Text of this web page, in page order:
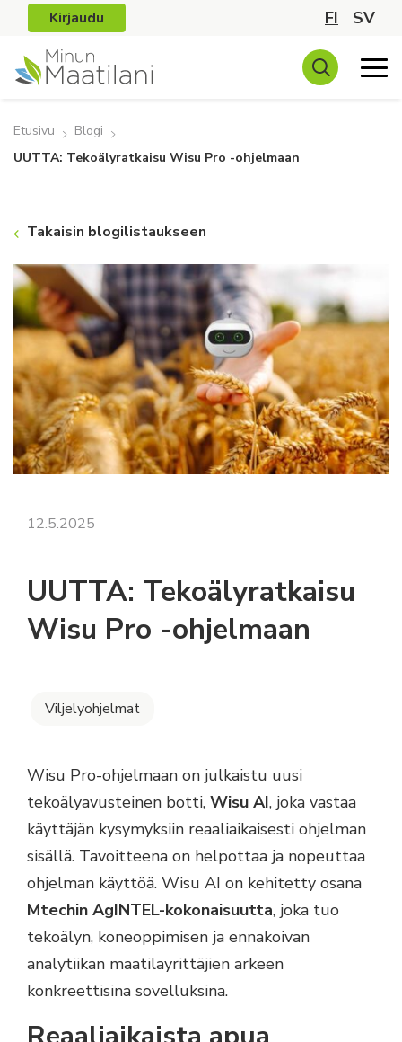
Kirjaudu FI SV
Etusivu
Blogi
UUTTA: Tekoälyratkaisu Wisu Pro -ohjelmaan
Takaisin blogilistaukseen
12.5.2025
UUTTA: Tekoälyratkaisu
Wisu Pro -ohjelmaan
Viljelyohjelmat
Wisu Pro-ohjelmaan on julkaistu uusi
tekoälyavusteinen botti, Wisu AI, joka vastaa
käyttäjän kysymyksiin reaaliaikaisesti ohjelman
sisällä. Tavoitteena on helpottaa ja nopeuttaa
ohjelman käyttöä. Wisu AI on kehitetty osana
Mtechin AgINTEL-kokonaisuutta, joka tuo
tekoälyn, koneoppimisen ja ennakoivan
analytiikan maatilayrittäjien arkeen
konkreettisina sovelluksina.